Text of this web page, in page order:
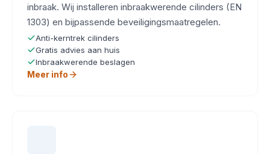
inbraak. Wij installeren inbraakwerende cilinders (EN
1303) en bijpassende beveiligingsmaatregelen.
Anti-kerntrek cilinders
Gratis advies aan huis
Inbraakwerende beslagen
Meer info